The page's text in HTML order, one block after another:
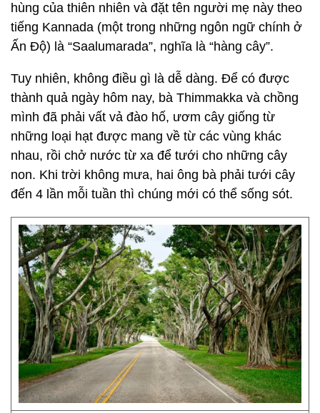
hùng của thiên nhiên và đặt tên người mẹ này theo
tiếng Kannada (một trong những ngôn ngữ chính ở
Ấn Độ) là “Saalumarada”, nghĩa là “hàng cây”.
Tuy nhiên, không điều gì là dễ dàng. Để có được
thành quả ngày hôm nay, bà Thimmakka và chồng
mình đã phải vất vả đào hố, ươm cây giống từ
những loại hạt được mang về từ các vùng khác
nhau, rồi chở nước từ xa để tưới cho những cây
non. Khi trời không mưa, hai ông bà phải tưới cây
đến 4 lần mỗi tuần thì chúng mới có thể sống sót.